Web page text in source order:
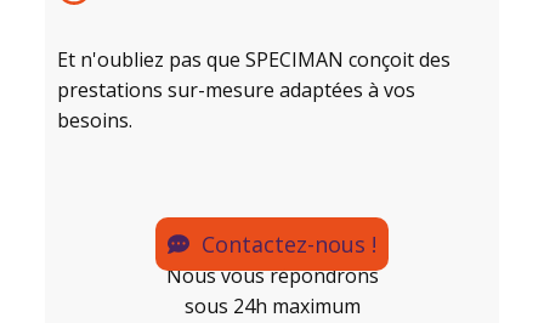
Et n'oubliez pas que SPECIMAN conçoit des
prestations sur-mesure adaptées à vos
besoins.
Contactez-nous !
Nous vous répondrons
sous 24h maximum